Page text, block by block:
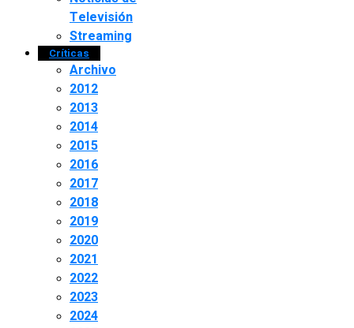
Televisión
Streaming
Críticas
Archivo
2012
2013
2014
2015
2016
2017
2018
2019
2020
2021
2022
2023
2024